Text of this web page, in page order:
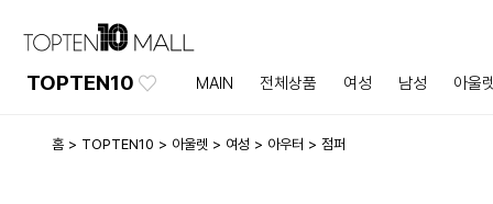
TOPTEN10 MAIN 전체상품 여성 남성 아울
홈 TOPTEN10 아울렛 여성 아우터 점퍼